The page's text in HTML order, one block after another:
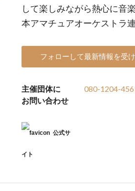
して楽しみながら熱心に音
本アマチュアオーケストラ
フォローして最新情報を受
主催団体に
お問い合わせ
080-1204-
公式サ
イト